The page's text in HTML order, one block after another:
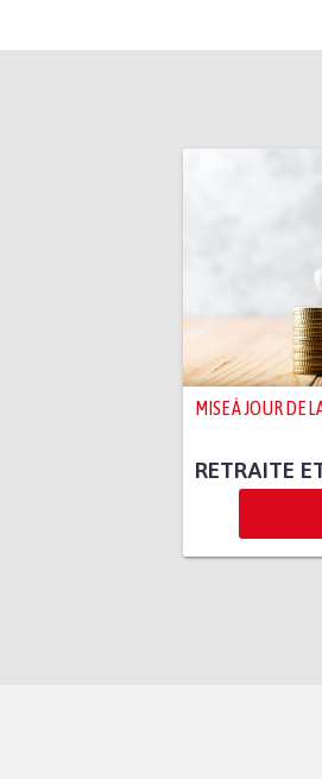
MISE À JOUR DE
RETRAITE